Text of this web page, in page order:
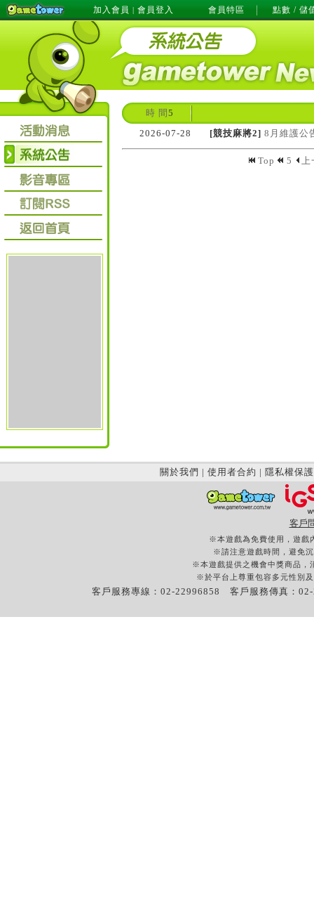
加入會員 | 會員登入 會員特區 點數 / 儲
時 間 5
2026-07-28
[競技麻將2] 8月維護公
Top 5 上
關於我們 | 使用者合約 | 隱私權保護
客戶
※本遊戲為免費使用，遊戲
※請注意遊戲時間，避免
※本遊戲提供之機會中獎商品，
※於平台上尊重包容多元性別
客戶服務專線：02-22996858 客戶服務傳真：